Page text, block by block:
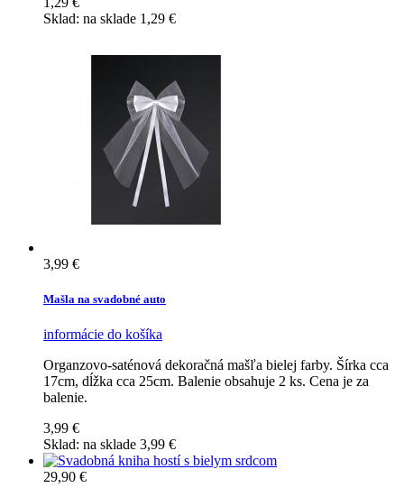
Sklad: na sklade 1,29 €
3,99 €
Mašla na svadobné auto
informácie do košíka
Organzovo-saténová dekoračná mašľa bielej farby. Šírka cca
17cm, dĺžka cca 25cm. Balenie obsahuje 2 ks. Cena je za
balenie.
3,99 €
Sklad: na sklade 3,99 €
29,90 €